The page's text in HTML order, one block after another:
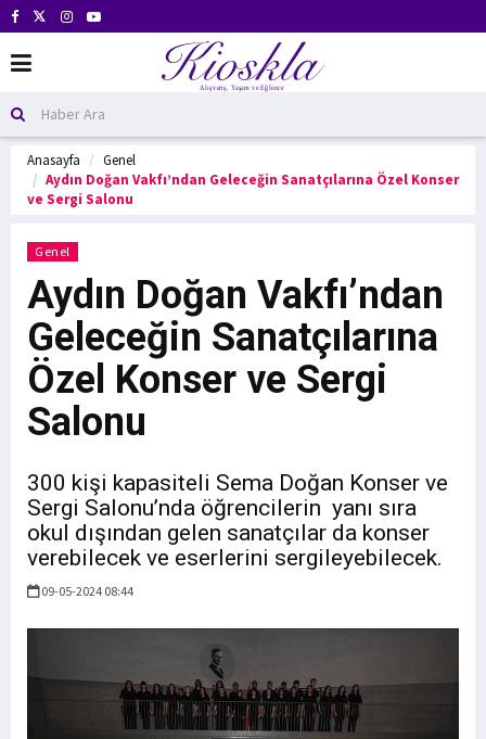
Anasayfa
Genel
Aydın Doğan Vakfı’ndan Geleceğin Sanatçılarına Özel Konser
ve Sergi Salonu
Genel
Aydın Doğan Vakfı’ndan
Geleceğin Sanatçılarına
Özel Konser ve Sergi
Salonu
300 kişi kapasiteli Sema Doğan Konser ve
Sergi Salonu’nda öğrencilerin yanı sıra
okul dışından gelen sanatçılar da konser
verebilecek ve eserlerini sergileyebilecek.
09-05-2024 08:44